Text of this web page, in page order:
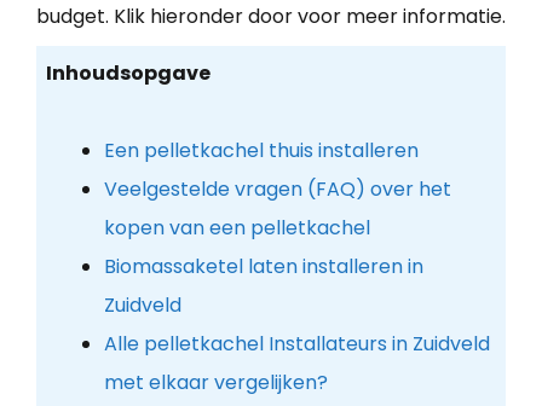
budget. Klik hieronder door voor meer informatie.
Inhoudsopgave
Een pelletkachel thuis installeren
Veelgestelde vragen (FAQ) over het
kopen van een pelletkachel
Biomassaketel laten installeren in
Zuidveld
Alle pelletkachel Installateurs in Zuidveld
met elkaar vergelijken?